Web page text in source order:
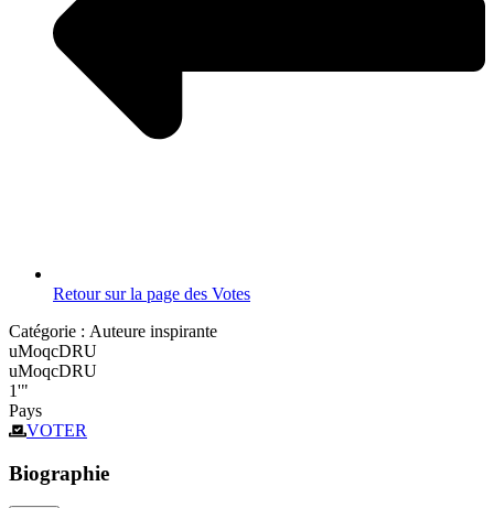
Retour sur la page des Votes
Catégorie : Auteure inspirante
uMoqcDRU
uMoqcDRU
1'"
Pays
VOTER
Biographie